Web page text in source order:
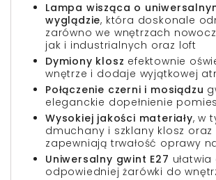
Lampa wisząca o
wyglądzie, która doskonale
zarówno we wnętrzach
jak i industrialnych oraz loft
Dymiony klosz efektownie
wnętrze i dodaje wyjątkowej
Połączenie czerni i mosiądzu
eleganckie dopełnienie
Wysokiej jakości materiały, w
dmuchany i szklany klosz oraz
zapewniają trwałość oprawy
Uniwersalny gwint E27
odpowiedniej żarówki do